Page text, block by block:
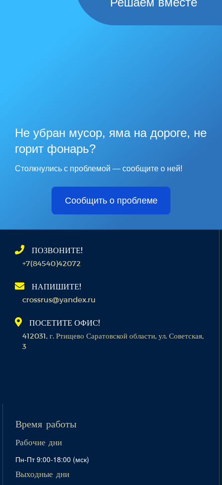
Не убран мусор, яма на дороге, не
горит фонарь?
Столкнулись с проблемой — сообщите о ней!
Сообщить о проблеме
ПОЗВОНИТЕ!
+7(84540)42072
НАПИШИТЕ!
crossrus@yandex.ru
ПОСЕТИТЕ ОФИС!
412031, г. Ртищево Саратовской области, ул. Советская,
3
Время работы
Рабочие дни
Пн-Пт 9:00-18:00 (мск)
Выходные дни